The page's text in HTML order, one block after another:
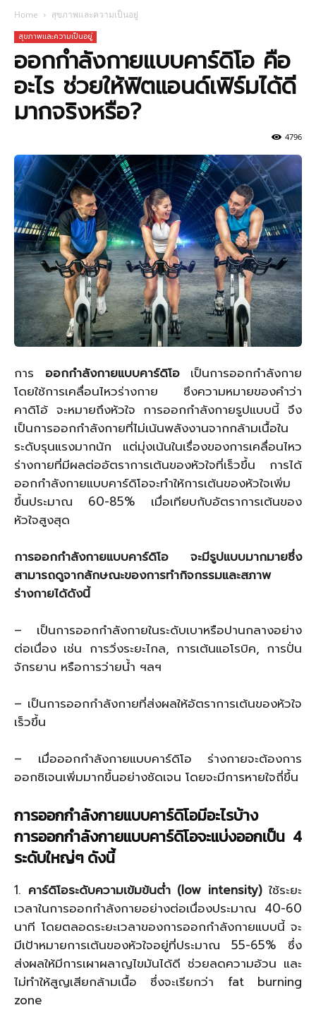
Home สุขภาพและความเป็นอยู่
สุขภาพและความเป็นอยู่
ออกกำลังกายแบบคาร์ดิโอ คือ
อะไร ช่วยให้ฟิตแอนด์เฟิร์มได้ดี
มากจริงหรือ?
4796
การ ออกกำลังกายแบบคาร์ดิโอเป็นการออกกำลังกาย
โดยใช้การเคลื่อนไหวร่างกาย ซึงความหมายของคำว่า
คาดิโอ้ จะหมายถึงหัวใจ การออกกำลังกายรูปแบบนี้ จึง
เป็นการออกกำลังกายที่ไม่เน้นพลังงานจากกล้ามเนื้อใน
ระดับรุนแรงมากนัก แต่มุ่งเน้นในเรื่องของการเคลื่อนไหว
ร่างกายที่มีผลต่ออัตราการเต้นของหัวใจที่เร็วขึ้น การได้
ออกกำลังกายแบบคาร์ดิโอจะทำให้การเต้นของหัวใจเพิ่ม
ขึ้นประมาณ 60-85% เมื่อเทียบกับอัตราการเต้นของ
หัวใจสูงสุด
การออกกำลังกายแบบคาร์ดิโอ จะมีรูปแบบมากมายซึ่ง
สามารถดูจากลักษณะของการทำกิจกรรมและสภาพ
ร่างกายได้ดังนี้
– เป็นการออกกำลังกายในระดับเบาหรือปานกลางอย่าง
ต่อเนื่อง เช่น การวิ่งระยะไกล, การเต้นแอโรบิค, การปั่น
จักรยาน หรือการว่ายน้ำ ฯลฯ
– เป็นการออกกำลังกายที่ส่งผลให้อัตราการเต้นของหัวใจ
เร็วขึ้น
– เมื่อออกกำลังกายแบบคาร์ดิโอ ร่างกายจะต้องการ
ออกซิเจนเพิ่มมากขึ้นอย่างชัดเจน โดยจะมีการหายใจถี่ขึ้น
การออกกำลังกายแบบคาร์ดิโอมีอะไรบ้าง
การออกกำลังกายแบบคาร์ดิโอจะแบ่งออกเป็น 4
ระดับใหญ่ๆ ดังนี้
1. คาร์ดิโอระดับความเข้มข้นต่ำ (low intensity)ใช้ระยะ
เวลาในการออกกำลังกายอย่างต่อเนื่องประมาณ 40-60
นาที โดยตลอดระยะเวลาของการออกกำลังกายแบบนี้ จะ
มีเป้าหมายการเต้นของหัวใจอยู่ที่ประมาณ 55-65% ซึ่ง
ส่งผลให้มีการเผาผลาญไขมันได้ดี ช่วยลดความอ้วน และ
ไม่ทำให้สูญเสียกล้ามเนื้อ ซึ่งจะเรียกว่า fat burning
zone